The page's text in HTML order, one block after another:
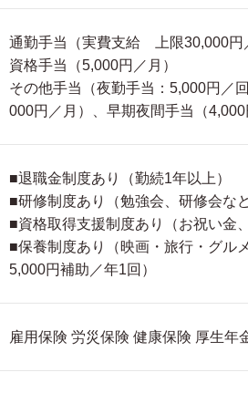
通勤手当（実費支給 上限30,000円
資格手当（5,000円／月）
その他手当（夜勤手当：5,000円
000円／月）、早期夜間手当（4,000
■退職金制度あり（勤続1年以上）
■研修制度あり（勉強会、研修会など
■資格取得支援制度あり（お祝い金
■保養制度あり（映画・旅行・グル
5,000円補助／年1回）
雇用保険 労災保険 健康保険 厚生年